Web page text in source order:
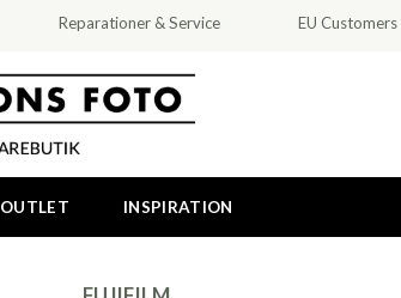
Reparationer & Service EU Customers
OUTLET INSPIRATION